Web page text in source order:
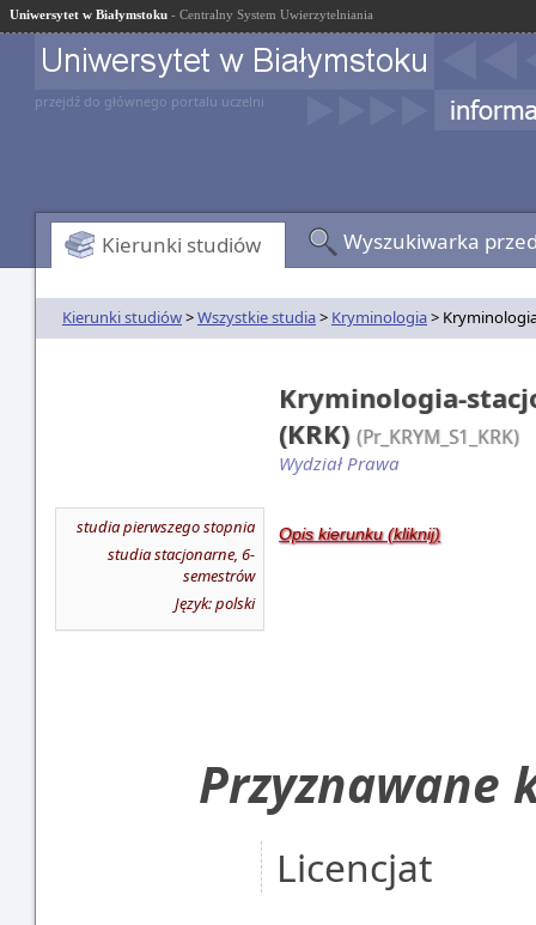
Uniwersytet w Białymstoku - Centralny System Uwierzytelniania
przejdź do głównego portalu uczelni
Kierunki studiów Wyszukiwarka
Kierunki studiów>Wszystkie studia> Kryminologia>
Kryminologia-
(KRK) (Pr_KRYM_S1_KRK)
Wydział Prawa
studia pierwszego stopnia
studia stacjonarne, 6-
semestrów
Język: polski
Opis kierunku (kliknij)
Przyznawane
Licencjat